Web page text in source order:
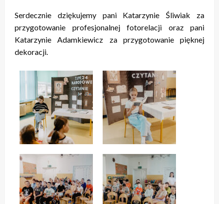
Serdecznie dziękujemy pani Katarzynie Śliwiak za
przygotowanie profesjonalnej fotorelacji oraz pani
Katarzynie Adamkiewicz za przygotowanie pięknej
dekoracji.